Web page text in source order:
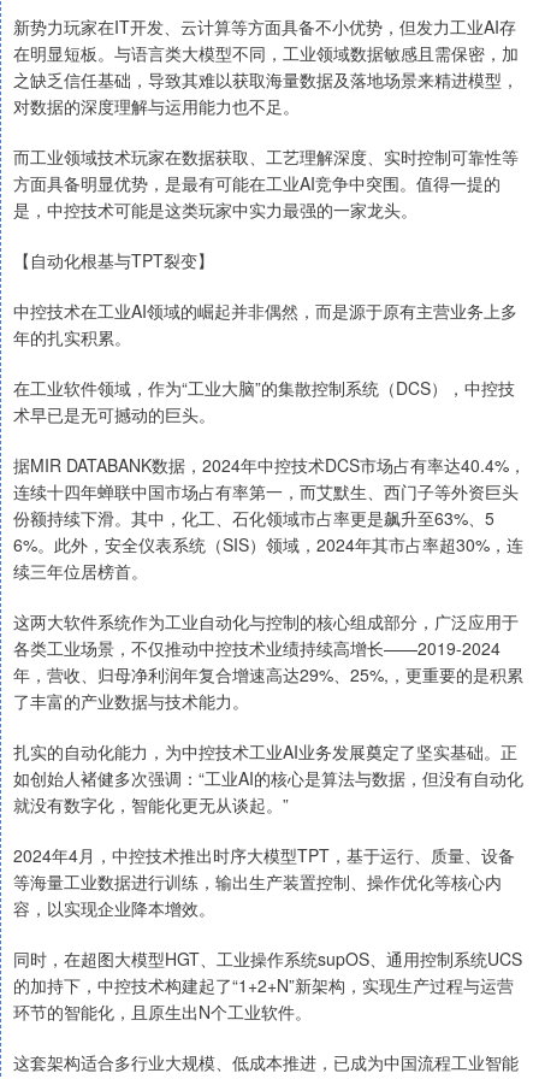
新势力玩家在IT开发、云计算等方面具备不小优势，但发力工业AI存
在明显短板。与语言类大模型不同，工业领域数据敏感且需保密，加
之缺乏信任基础，导致其难以获取海量数据及落地场景来精进模型，
对数据的深度理解与运用能力也不足。
而工业领域技术玩家在数据获取、工艺理解深度、实时控制可靠性等
方面具备明显优势，是最有可能在工业AI竞争中突围。值得一提的
是，中控技术可能是这类玩家中实力最强的一家龙头。
【自动化根基与TPT裂变】
中控技术在工业AI领域的崛起并非偶然，而是源于原有主营业务上多
年的扎实积累。
在工业软件领域，作为“工业大脑”的集散控制系统（DCS），中控技
术早已是无可撼动的巨头。
据MIR DATABANK数据，2024年中控技术DCS市场占有率达40.4%，
连续十四年蝉联中国市场占有率第一，而艾默生、西门子等外资巨头
份额持续下滑。其中，化工、石化领域市占率更是飙升至63%、5
6%。此外，安全仪表系统（SIS）领域，2024年其市占率超30%，连
续三年位居榜首。
这两大软件系统作为工业自动化与控制的核心组成部分，广泛应用于
各类工业场景，不仅推动中控技术业绩持续高增长——2019-2024
年，营收、归母净利润年复合增速高达29%、25%,，更重要的是积累
了丰富的产业数据与技术能力。
扎实的自动化能力，为中控技术工业AI业务发展奠定了坚实基础。正
如创始人褚健多次强调：“工业AI的核心是算法与数据，但没有自动化
就没有数字化，智能化更无从谈起。”
2024年4月，中控技术推出时序大模型TPT，基于运行、质量、设备
等海量工业数据进行训练，输出生产装置控制、操作优化等核心内
容，以实现企业降本增效。
同时，在超图大模型HGT、工业操作系统supOS、通用控制系统UCS
的加持下，中控技术构建起了“1+2+N”新架构，实现生产过程与运营
环节的智能化，且原生出N个工业软件。
这套架构适合多行业大规模、低成本推进，已成为中国流程工业智能